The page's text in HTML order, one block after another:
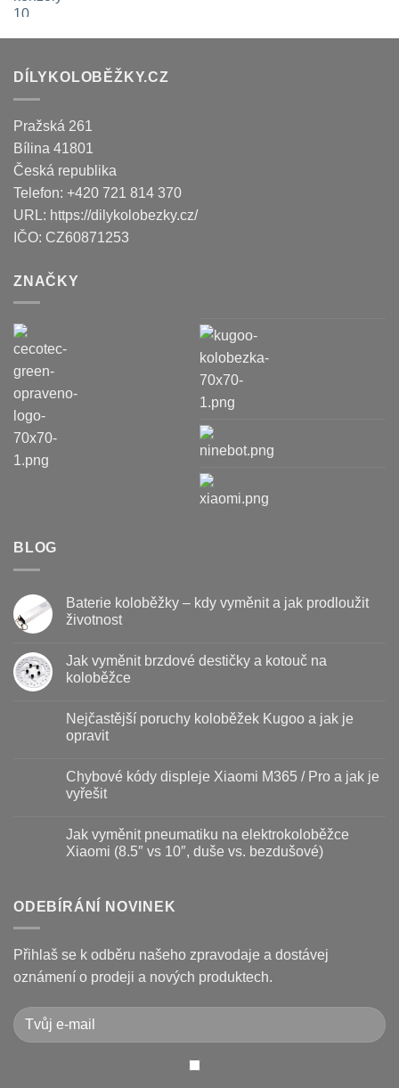
DÍLYKOLOBĚŽKY.CZ
Pražská 261
Bílina 41801
Česká republika
Telefon: +420 721 814 370
URL: https://dilykolobezky.cz/
IČO: CZ60871253
ZNAČKY
BLOG
Baterie koloběžky – kdy vyměnit a jak prodloužit
životnost
textu
s
koloběžky
kdy
jak
prodloužit
životnost
Jak vyměnit brzdové destičky a kotouč na
koloběžce
u
textu
s
vyměnit
brzdové
destičky
na
koloběžce
Nejčastější poruchy koloběžek Kugoo a jak je
opravit
u
textu
s
poruchy
koloběžek
Kugoo
opravit
Chybové kódy displeje Xiaomi M365 / Pro a jak je
vyřešit
textu
s
displeje
Xiaomi
Pro
a
jak
je
Jak vyměnit pneumatiku na elektrokoloběžce
Xiaomi (8.5″ vs 10″, duše vs. bezdušové)
textu
s
vyměnit
pneumatiku
na
elektrokoloběžce
(8.5″
vs
10″,
duše
ODEBÍRÁNÍ NOVINEK
Přihlaš se k odběru našeho zpravodaje a dostávej
oznámení o prodeji a nových produktech.